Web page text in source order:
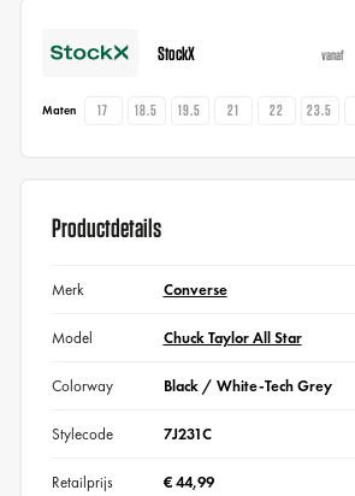
StockX vanaf
Maten 17 18.5 19.5 21 22 23.5
Productdetails
Merk Converse
Model Chuck Taylor All Star
Colorway Black / White-Tech Grey
Stylecode 7J231C
Retailprijs € 44,99